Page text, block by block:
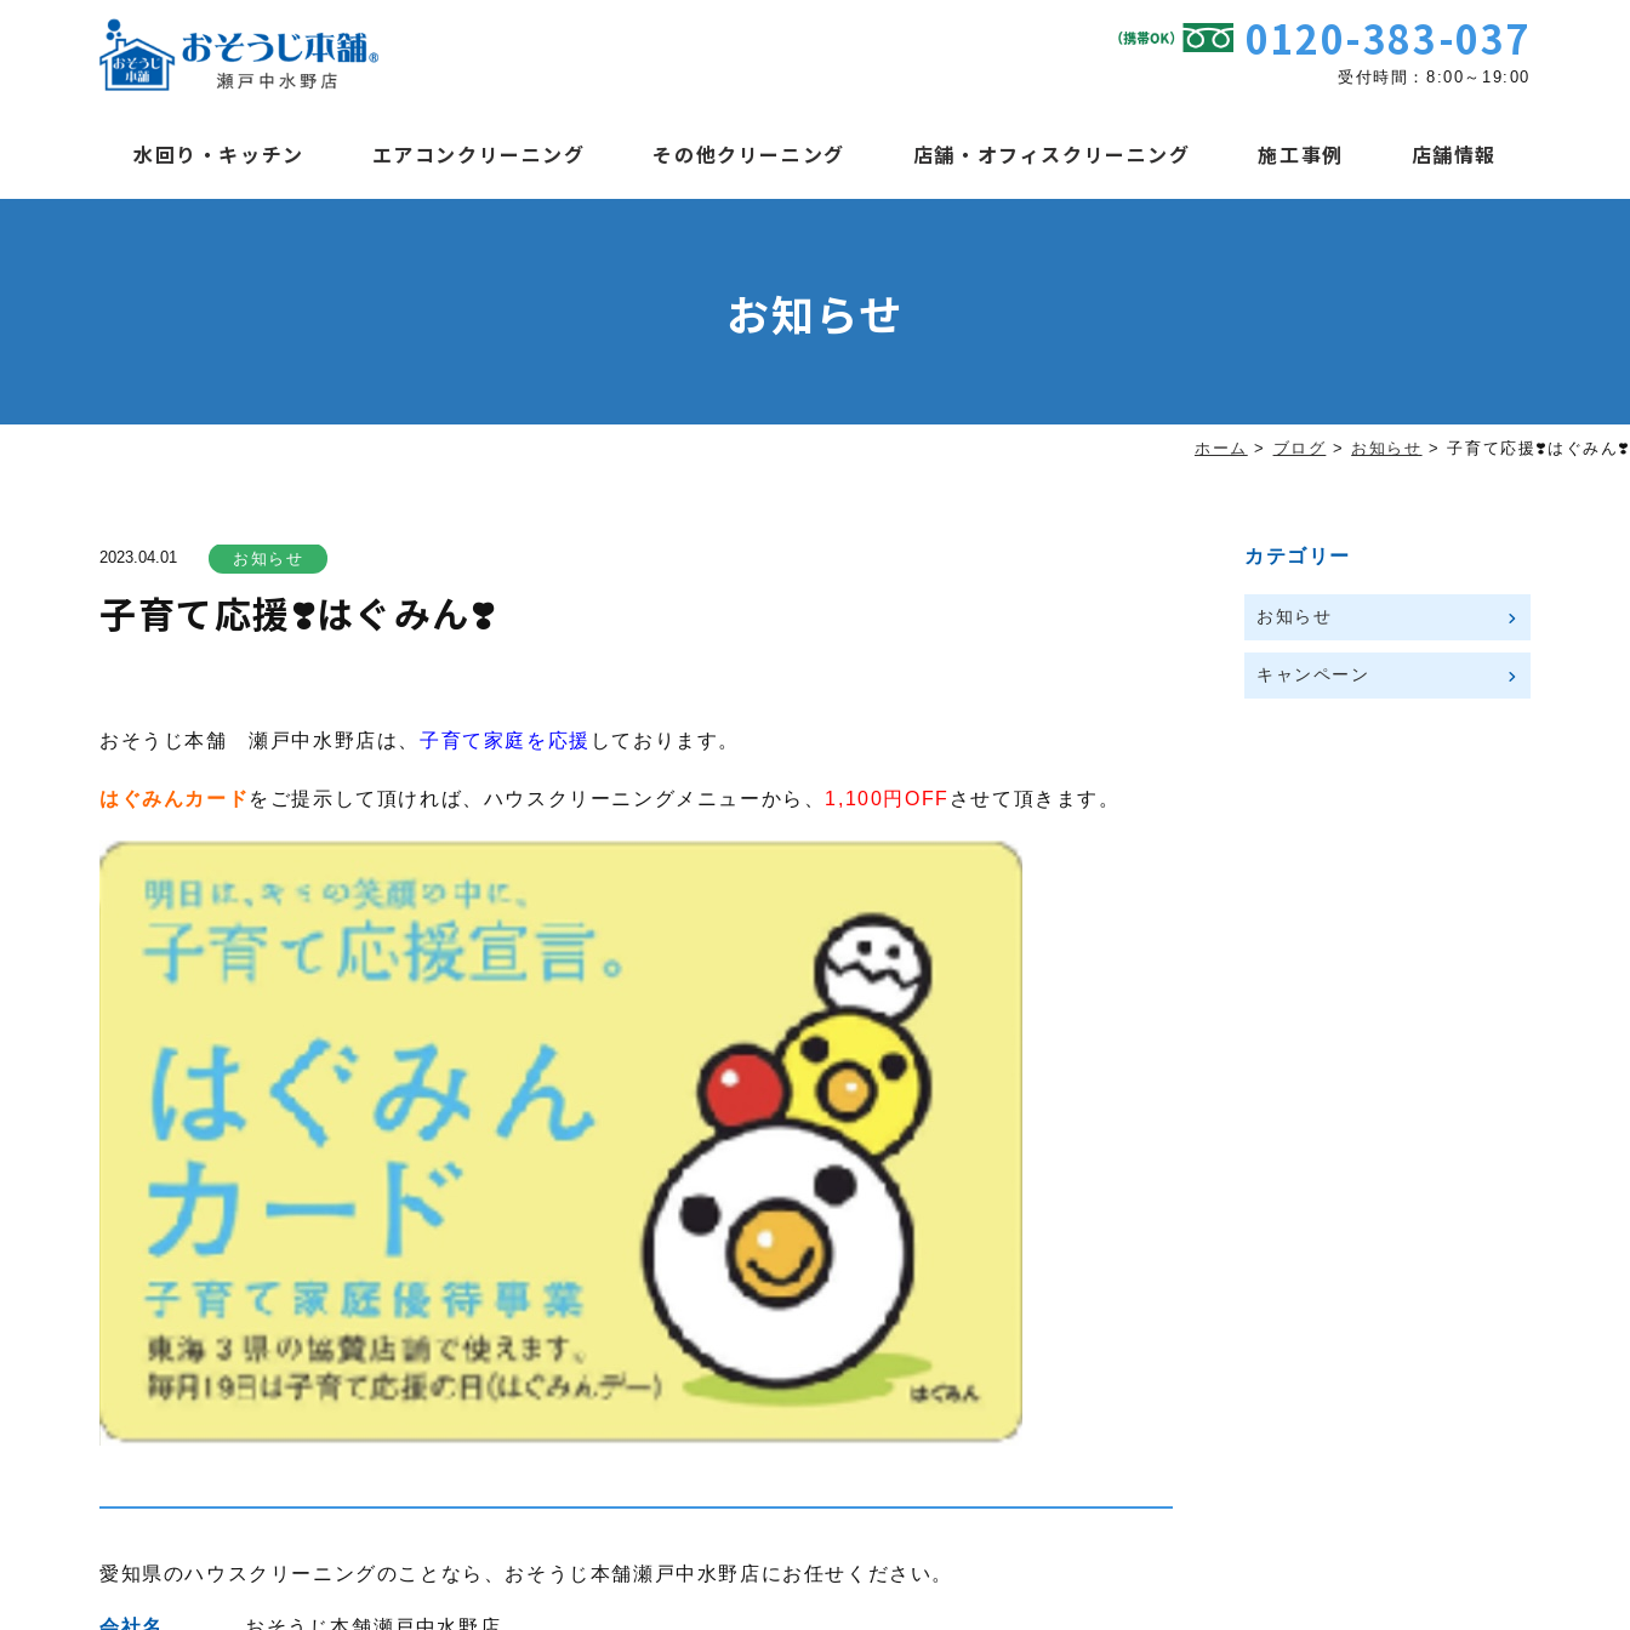
0120-383-037
受付時間：8:00～19:00
水回り・キッチン エアコンクリーニング その他クリーニング 店舗・オフィスクリーニング 施工事例 店舗情報
お知らせ
ホーム > ブログ > お知らせ >子育て応援❣️はぐみん❣️
2023.04.01 お知らせ
子育て応援❣️はぐみん❣️
おそうじ本舗 瀬戸中水野店は、 子育て家庭を応援 しております。
はぐみんカード をご提示して頂ければ、ハウスクリーニングメニューから、 1,100円OFF させて頂きます。
愛知県のハウスクリーニングのことなら、おそうじ本舗瀬戸中水野店にお任せください。
カテゴリー
お知らせ
キャンペーン